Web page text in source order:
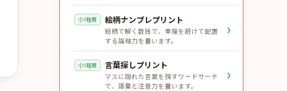
小1程度 絵柄ナンプレプリント
絵柄で解く数独で、重複を避けて配置
する論理力を養います。
›
小1程度 言葉探しプリント
マスに隠れた言葉を探すワードサーチ
で、語彙と注意力を養います。
›